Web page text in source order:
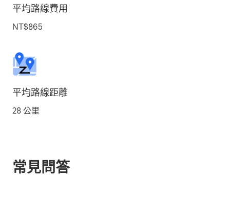
平均路線費用
NT$865
平均路線距離
28 公里
常見問答